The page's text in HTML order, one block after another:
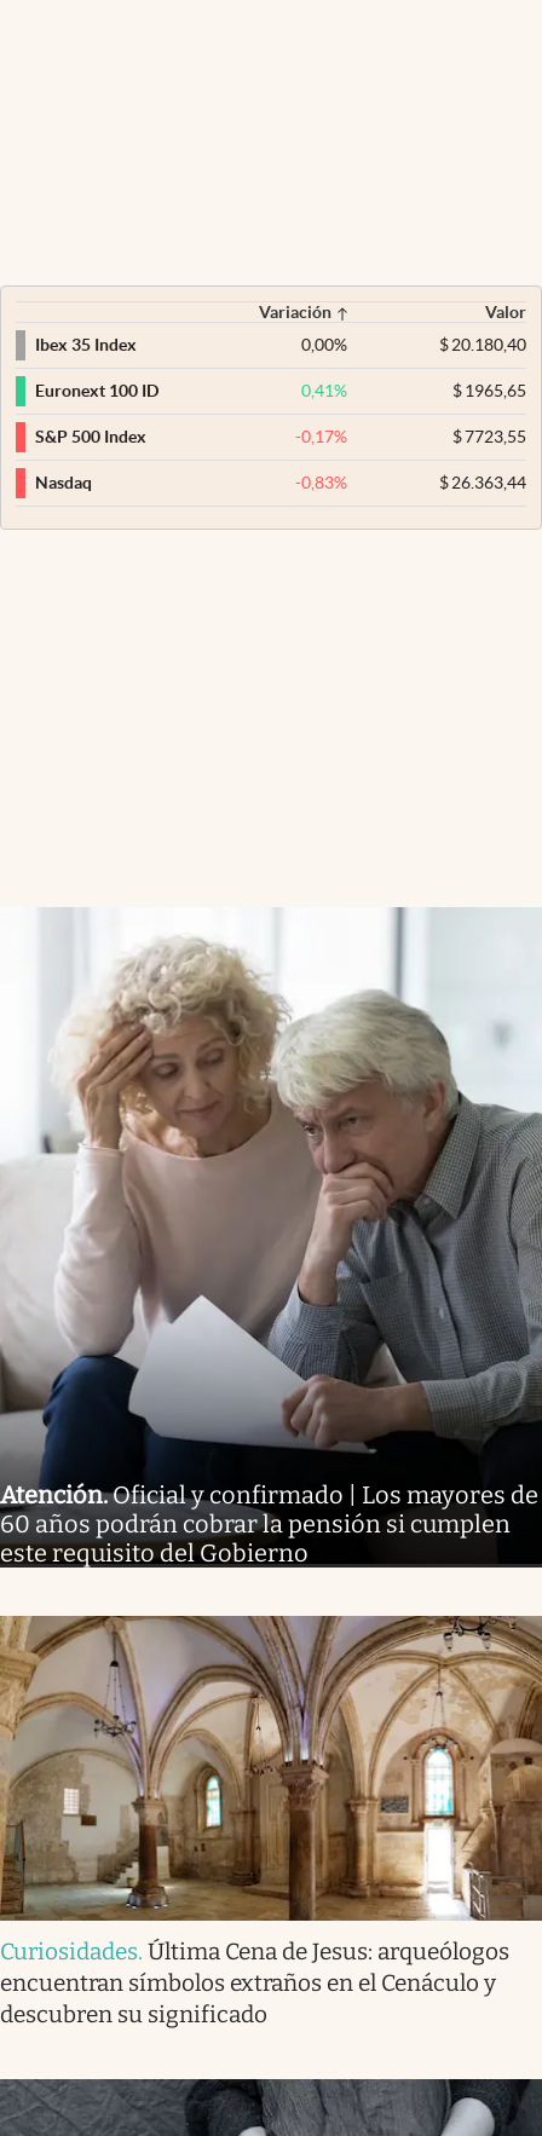
Variación
Valor
Ibex 35 Index
0,00% $20.180,40
Euronext 100 ID 0,41% $1965,65
S&P 500 Index -0,17% $7723,55
Nasdaq -0,83% $26.363,44
Atención.Oficial y confirmado | Los mayores de
60 años podrán cobrar la pensión si cumplen
este requisito del Gobierno
Curiosidades. Última Cena de Jesus: arqueólogos
encuentran símbolos extraños en el Cenáculo y
descubren su significado